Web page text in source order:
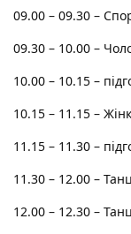
09.00 – 09.30 –
09.30 – 10.00 –
10.00 – 10.15 –
10.15 – 11.15 –
11.15 – 11.30 –
11.30 – 12.00 –
12.00 – 12.30 –